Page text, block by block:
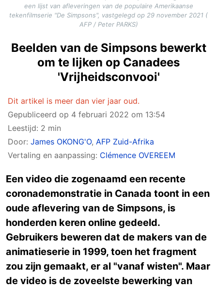
een lijst van afleveringen van de populaire Amerikaanse
tekenfilmserie "De Simpsons", vastgelegd op 29 november 2021 (
AFP / Peter PARKS)
Beelden van de Simpsons bewerkt
om te lijken op Canadees
'Vrijheidsconvooi'
Dit artikel is meer dan vier jaar oud.
Gepubliceerd op 4 februari 2022 om 13:54
Leestijd: 2 min
Door: James OKONG'O, AFP Zuid-Afrika
Vertaling en aanpassing: Clémence OVEREEM
Een video die zogenaamd een recente
coronademonstratie in Canada toont in een
oude aflevering van de Simpsons, is
honderden keren online gedeeld.
Gebruikers beweren dat de makers van de
animatieserie in 1999, toen het fragment
zou zijn gemaakt, er al "vanaf wisten". Maar
de video is de zoveelste bewerking van